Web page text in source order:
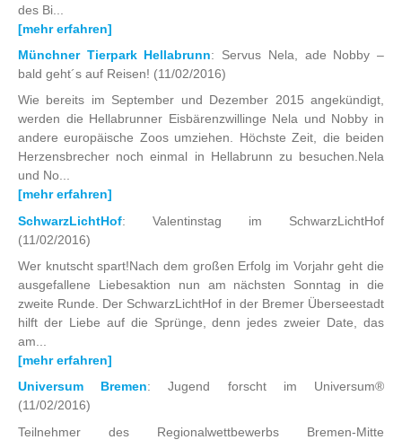
des Bi...
[mehr erfahren]
Münchner Tierpark Hellabrunn: Servus Nela, ade Nobby –
bald geht´s auf Reisen! (11/02/2016)
Wie bereits im September und Dezember 2015 angekündigt,
werden die Hellabrunner Eisbärenzwillinge Nela und Nobby in
andere europäische Zoos umziehen. Höchste Zeit, die beiden
Herzensbrecher noch einmal in Hellabrunn zu besuchen.Nela
und No...
[mehr erfahren]
SchwarzLichtHof: Valentinstag im SchwarzLichtHof
(11/02/2016)
Wer knutscht spart!Nach dem großen Erfolg im Vorjahr geht die
ausgefallene Liebesaktion nun am nächsten Sonntag in die
zweite Runde. Der SchwarzLichtHof in der Bremer Überseestadt
hilft der Liebe auf die Sprünge, denn jedes zweier Date, das
am...
[mehr erfahren]
Universum Bremen: Jugend forscht im Universum®
(11/02/2016)
Teilnehmer des Regionalwettbewerbs Bremen-Mitte